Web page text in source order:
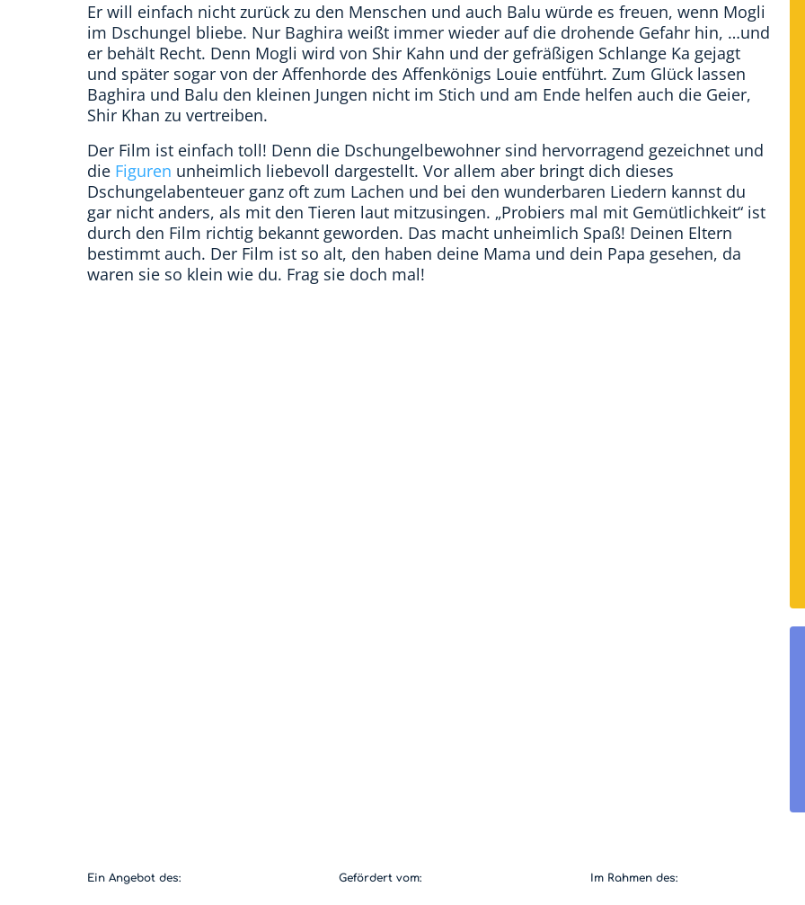
Er will einfach nicht zurück zu den Menschen und auch Balu würde es freuen, wenn Mogli
im Dschungel bliebe. Nur Baghira weißt immer wieder auf die drohende Gefahr hin, …und
er behält Recht. Denn Mogli wird von Shir Kahn und der gefräßigen Schlange Ka gejagt
und später sogar von der Affenhorde des Affenkönigs Louie entführt. Zum Glück lassen
Baghira und Balu den kleinen Jungen nicht im Stich und am Ende helfen auch die Geier,
Shir Khan zu vertreiben.
Der Film ist einfach toll! Denn die Dschungelbewohner sind hervorragend gezeichnet und
die Figuren unheimlich liebevoll dargestellt. Vor allem aber bringt dich dieses
Dschungelabenteuer ganz oft zum Lachen und bei den wunderbaren Liedern kannst du
gar nicht anders, als mit den Tieren laut mitzusingen. „Probiers mal mit Gemütlichkeit“ ist
durch den Film richtig bekannt geworden. Das macht unheimlich Spaß! Deinen Eltern
bestimmt auch. Der Film ist so alt, den haben deine Mama und dein Papa gesehen, da
waren sie so klein wie du. Frag sie doch mal!
Ein Angebot des: Gefördert vom: Im Rahmen des: